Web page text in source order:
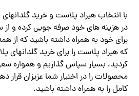
با انتخاب هیراد پلاست و خرید گلدانهای
در هزینه های خود صرفه جویی کرده و
برای خود به همراه داشته باشید که از
که هیراد پلاست را برای خرید گلدانهای
کردید، بسیار سپاس گذاریم و همواره
محصولات را در اختیار شما عزیزان قرار
کامل را به همراه داشته باشید.